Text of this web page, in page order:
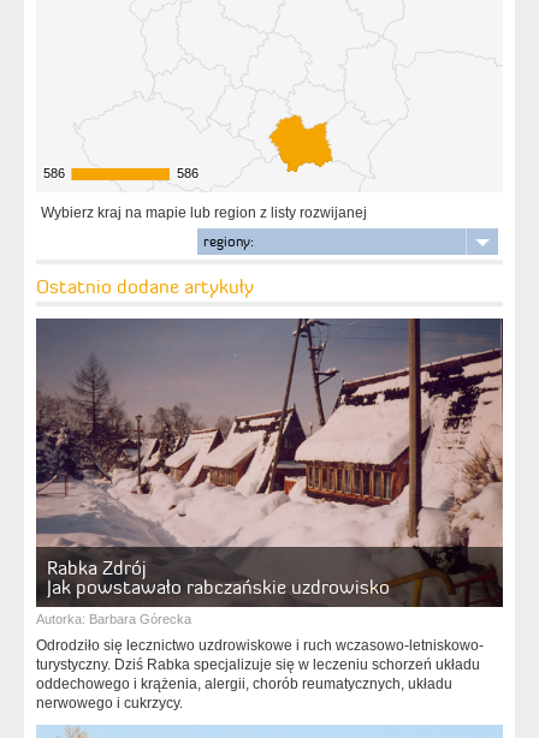
586
586 586
586
Wybierz kraj na mapie lub region z listy rozwijanej
regiony:
Ostatnio dodane artykuły
Rabka Zdrój
Jak powstawało rabczańskie uzdrowisko
Autorka: Barbara Górecka
Odrodziło się lecznictwo uzdrowiskowe i ruch wczasowo-letniskowo-
turystyczny. Dziś Rabka specjalizuje się w leczeniu schorzeń układu
oddechowego i krążenia, alergii, chorób reumatycznych, układu
nerwowego i cukrzycy.